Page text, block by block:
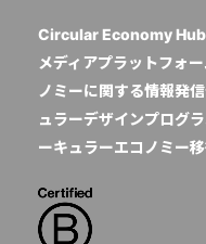
Circular Economy Hub
メディアプラットフォ
ノミーに関する情報発
ュラーデザインプログ
ーキュラーエコノミー移